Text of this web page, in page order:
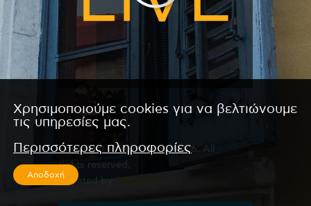
Copyright © 2026 by Kanali 6. All
rights reserved.
CReated by CReatures.
Χρησιμοποιούμε cookies για να βελτιώνουμε
τις υπηρεσίες μας.
Περισσότερες πληροφορίες
Αποδοχή